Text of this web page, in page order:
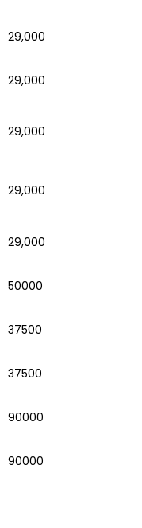
29,000
29,000
29,000
29,000
29,000
50000
37500
37500
90000
90000